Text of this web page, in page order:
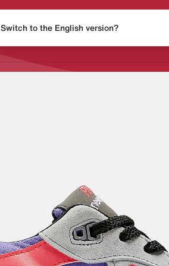
Release Kalender
Switch to the English version?